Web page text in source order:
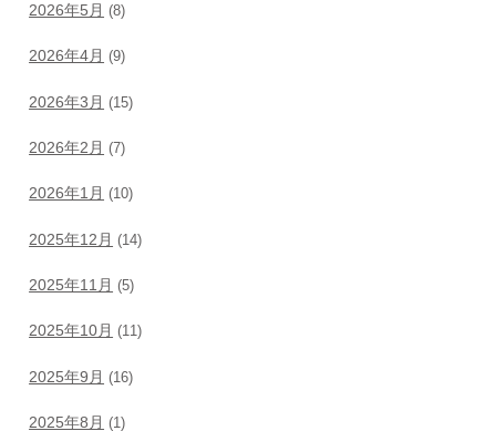
2026年5月 (8)
2026年4月 (9)
2026年3月 (15)
2026年2月 (7)
2026年1月 (10)
2025年12月 (14)
2025年11月 (5)
2025年10月 (11)
2025年9月 (16)
2025年8月 (1)